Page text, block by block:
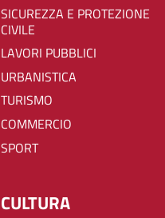
SICUREZZA E PROTEZIONE
CIVILE
LAVORI PUBBLICI
URBANISTICA
TURISMO
COMMERCIO
SPORT
CULTURA